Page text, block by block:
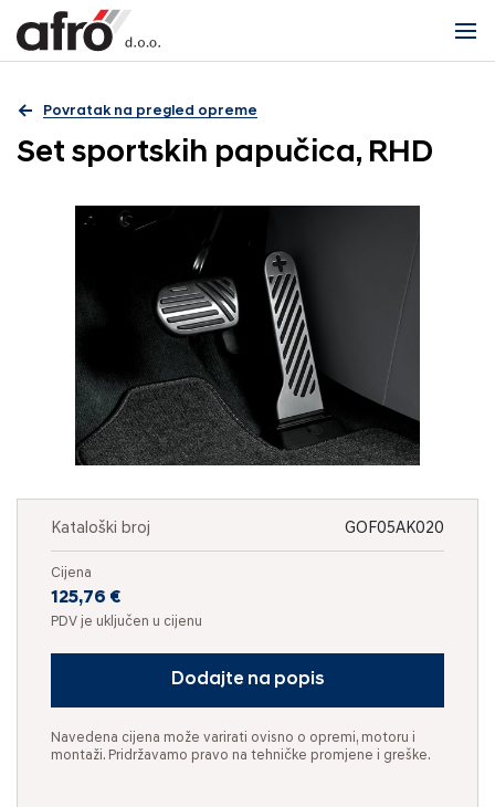
Povratak na pregled opreme
Set sportskih papučica, RHD
Kataloški broj GOF05AK020
Cijena
125,76 €
PDV je uključen u cijenu
Dodajte na popis
Navedena cijena može varirati ovisno o opremi, motoru i
montaži. Pridržavamo pravo na tehničke promjene i greške.